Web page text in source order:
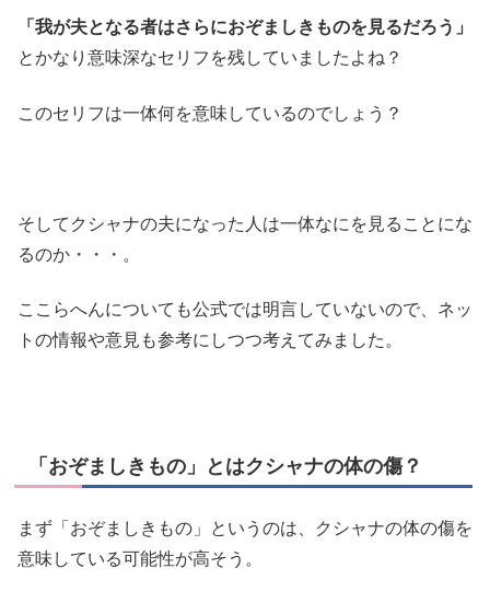
「我が夫となる者はさらにおぞましきものを見るだろう」
とかなり意味深なセリフを残していましたよね？
このセリフは一体何を意味しているのでしょう？
そしてクシャナの夫になった人は一体なにを見ることにな
るのか・・・。
ここらへんについても公式では明言していないので、ネッ
トの情報や意見も参考にしつつ考えてみました。
「おぞましきもの」とはクシャナの体の傷？
まず「おぞましきもの」というのは、クシャナの体の傷を
意味している可能性が高そう。